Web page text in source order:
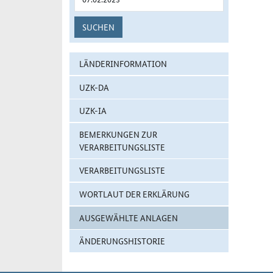
SUCHEN
LÄNDERINFORMATION
UZK-DA
UZK-IA
BEMERKUNGEN ZUR
VERARBEITUNGSLISTE
VERARBEITUNGSLISTE
WORTLAUT DER ERKLÄRUNG
AUSGEWÄHLTE ANLAGEN
ÄNDERUNGSHISTORIE